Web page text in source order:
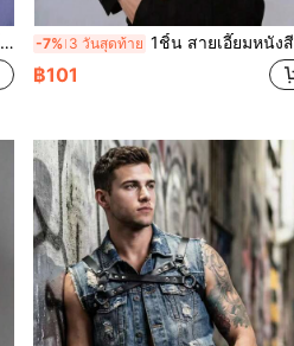
-7% 3 วันสุดท้าย 1ชิ้น สายเอี๊ยมหนังสีดำ, เหมาะสำหรับแสดงสด, ใส่ในชีวิตประจำวัน, และชุดสไตล์สตรีท
฿101